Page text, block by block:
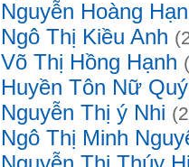
Nguyễn Hoàng
Ngô Thị Kiều Anh
Võ Thị Hồng Hạnh
Huyền Tôn Nữ
Nguyễn Thị ý Nhi
Ngô Thị Minh